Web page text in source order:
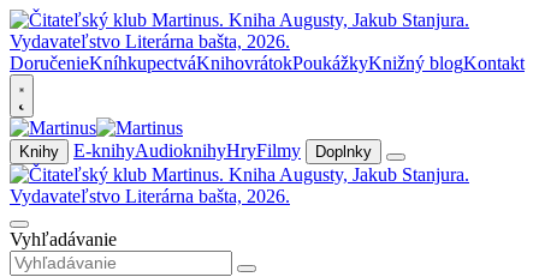
DoručenieKníhkupectváKnihovrátokPoukážkyKnižný blogKontakt
Knihy E-knihyAudioknihyHryFilmy Doplnky
Vyhľadávanie